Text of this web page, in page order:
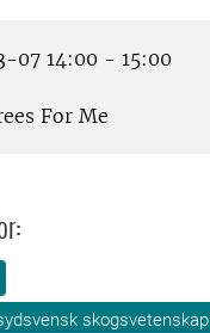
07 14:00 - 15:00
For Me
skogsvetenskap